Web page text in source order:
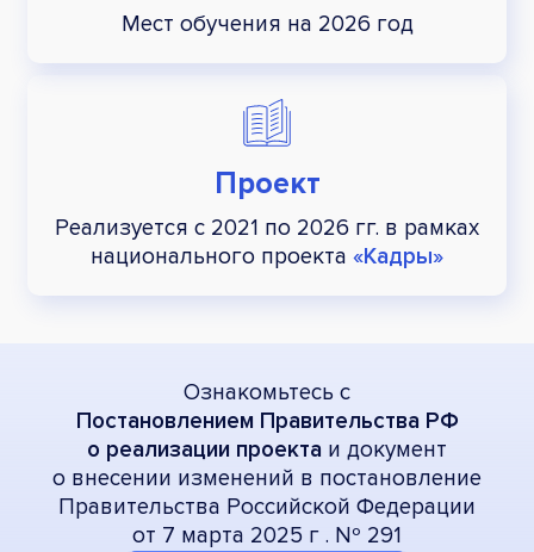
Мест обучения на 2026 год
Проект
Реализуется с 2021 по 2026 гг. в рамках
национального проекта «Кадры»
Ознакомьтесь с
Постановлением Правительства РФ
о реализации проекта и документ
о внесении изменений в постановление
Правительства Российской Федерации
от 7 марта 2025 г . Nº 291